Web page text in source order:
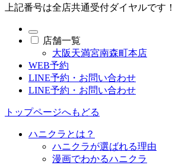
上記番号は全店共通受付ダイヤルです！
店舗一覧
大阪天満宮南森町本店
WEB予約
LINE予約・お問い合わせ
LINE予約・お問い合わせ
トップページへもどる
ハニクラとは？
ハニクラが選ばれる理由
漫画でわかるハニクラ